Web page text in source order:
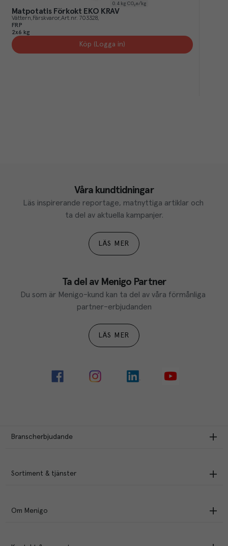
0.4 kg CO₂e/kg
Matpotatis Förkokt EKO KRAV
Vättern Färskvaror Art.nr. 703328
FRP
2x6 kg
Köp (Logga in)
Våra kundtidningar
Läs inspirerande reportage, matnyttiga artiklar och
ta del av aktuella kampanjer.
LÄS MER
Ta del av Menigo Partner
Du som är Menigo-kund kan ta del av våra förmånliga
partner-erbjudanden
LÄS MER
Branscherbjudande
Sortiment & tjänster
Om Menigo